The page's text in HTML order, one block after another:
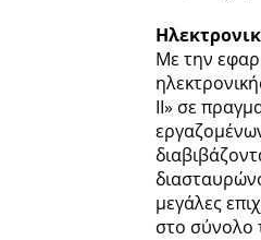
Με την
ΙΙ» σε
μεγάλες
στο σύνολο